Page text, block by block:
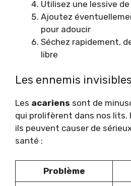
Utilisez une lessive
Ajoutez
pour adoucir
Séchez rapidement,
libre
Les ennemis
Les acariens sont de
qui prolifèrent dans nos lits.
ils peuvent causer de
santé :
Problème